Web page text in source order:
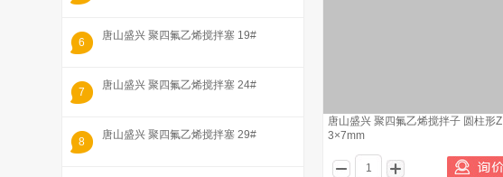
6
唐山盛兴 聚四氟乙烯搅拌塞 19#
7
唐山盛兴 聚四氟乙烯搅拌塞 24#
8
唐山盛兴 聚四氟乙烯搅拌塞 29#
唐山盛兴 聚四氟乙烯搅拌子 圆柱形Z
3×7mm